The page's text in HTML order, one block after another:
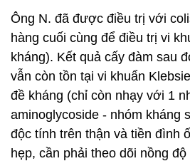
Ông N. đã được điều trị với
hàng cuối cùng để điều trị vi
kháng). Kết quả cấy đàm sau
vẫn còn tồn tại vi khuẩn
đề kháng (chỉ còn nhạy với 1
aminoglycoside - nhóm kháng
độc tính trên thận và tiền đình
hẹp, cần phải theo dõi nồng